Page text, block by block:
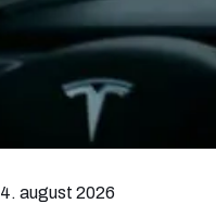
4. august 2026